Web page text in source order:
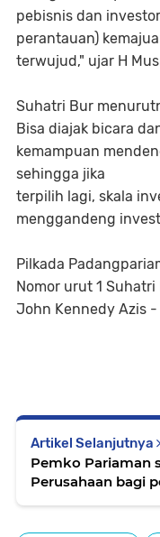
pebisnis dan
perantauan)
terwujud," ujar H
Suhatri Bur
Bisa diajak bicara
kemampuan
sehingga jika
terpilih lagi, skala
menggandeng
Pilkada
Nomor urut 1
John Kennedy Azis -
Artikel Selanjutnya
Pemko Pariaman
Perusahaan bagi